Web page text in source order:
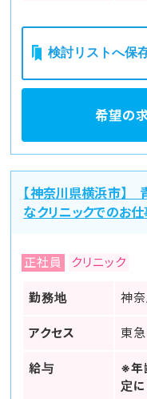
検討リストへ保
希望の
【神奈川県横浜市】
なクリニックでのお
正社員 クリニック
勤務地 神
アクセス 東
給与
※年
定